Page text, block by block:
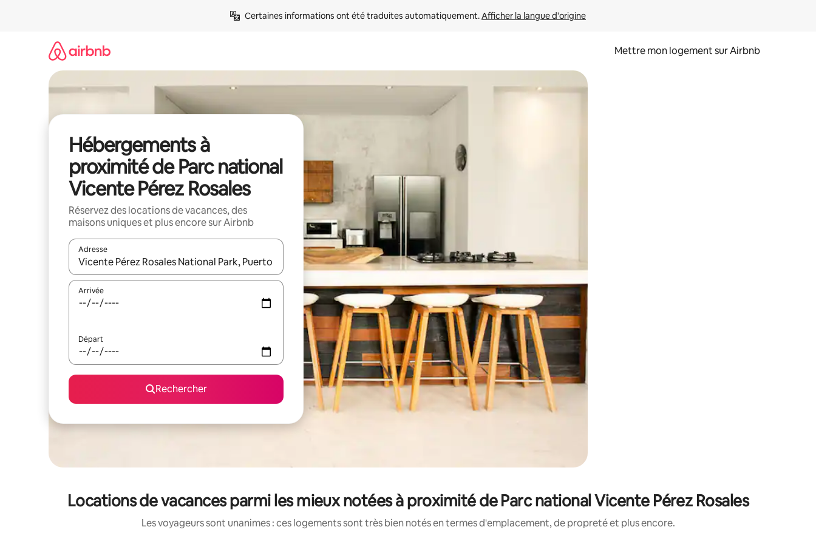
Certaines informations ont été traduites automatiquement. Afficher la langue d'origine
Mettre mon logement sur Airbnb
Hébergements à
proximité de Parc national
Vicente Pérez Rosales
Réservez des locations de vacances, des
maisons uniques et plus encore sur Airbnb
Adresse
Lorsque les résultats s'affichent, utilisez les flèches vers le haut et vers le bas pour les parcourir ou en appuyant et en faisant glisser.
Arrivée
Départ
Rechercher
Locations de vacances parmi les mieux notées à proximité de Parc national Vicente Pérez Rosales
Les voyageurs sont unanimes : ces logements sont très bien notés en termes d'emplacement, de propreté et plus encore.